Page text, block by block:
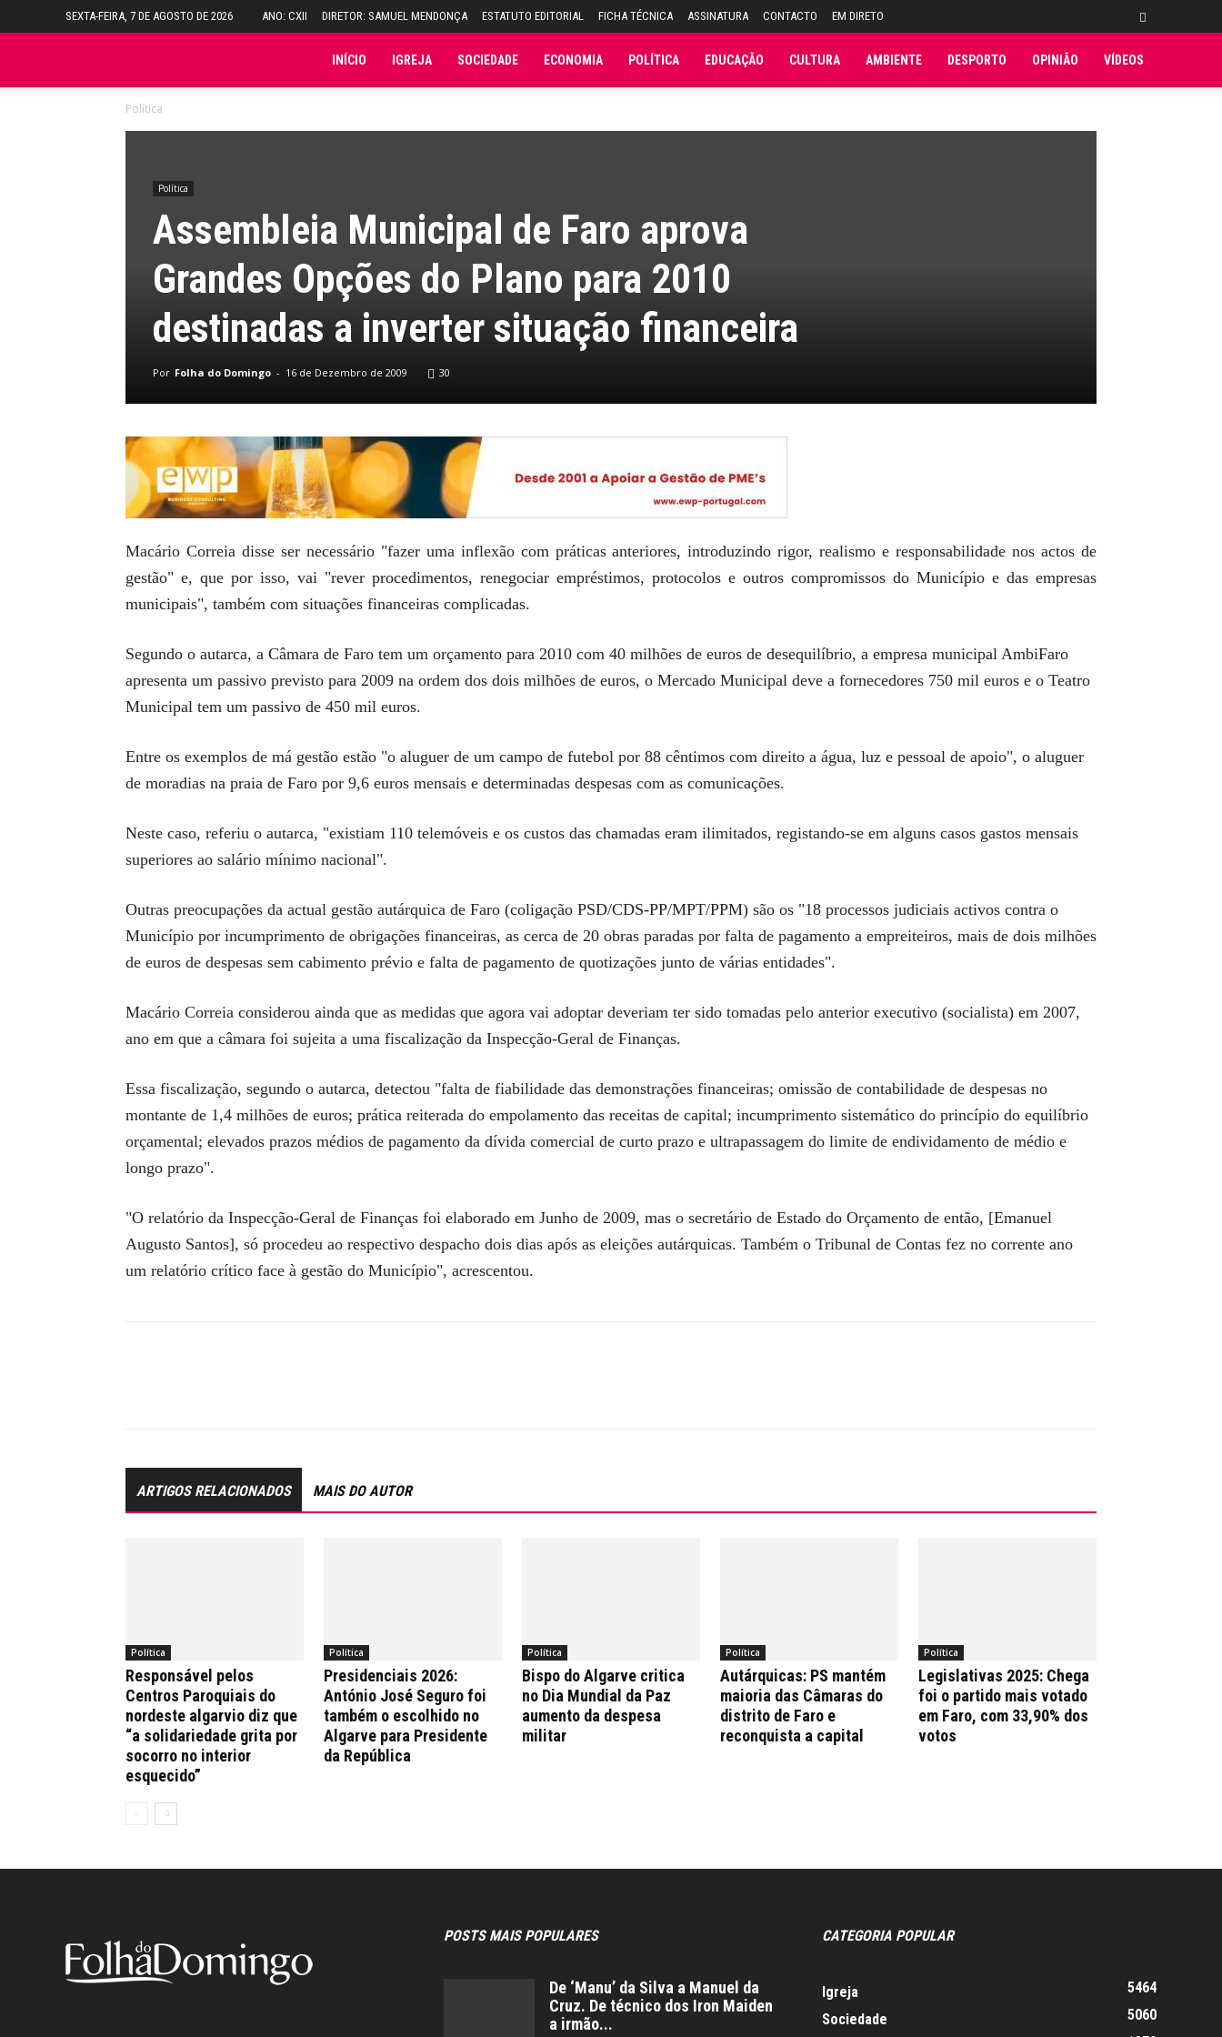
SEXTA-FEIRA, 7 DE AGOSTO DE 2026 ANO: CXII DIRETOR: SAMUEL MENDONÇA ESTATUTO EDITORIAL FICHA TÉCNICA ASSINATURA CONTACTO EM DIRETO
INÍCIO IGREJA SOCIEDADE ECONOMIA POLÍTICA EDUCAÇÃO CULTURA AMBIENTE DESPORTO OPINIÃO VÍDEOS
Política
Política
Assembleia Municipal de Faro aprova
Grandes Opções do Plano para 2010
destinadas a inverter situação financeira
Por Folha do Domingo - 16 de Dezembro de 2009 30
Macário Correia disse ser necessário "fazer uma inflexão com práticas anteriores, introduzindo rigor, realismo e responsabilidade nos actos de
gestão" e, que por isso, vai "rever procedimentos, renegociar empréstimos, protocolos e outros compromissos do Município e das empresas
municipais", também com situações financeiras complicadas.
Segundo o autarca, a Câmara de Faro tem um orçamento para 2010 com 40 milhões de euros de desequilíbrio, a empresa municipal AmbiFaro
apresenta um passivo previsto para 2009 na ordem dos dois milhões de euros, o Mercado Municipal deve a fornecedores 750 mil euros e o Teatro
Municipal tem um passivo de 450 mil euros.
Entre os exemplos de má gestão estão "o aluguer de um campo de futebol por 88 cêntimos com direito a água, luz e pessoal de apoio", o aluguer
de moradias na praia de Faro por 9,6 euros mensais e determinadas despesas com as comunicações.
Neste caso, referiu o autarca, "existiam 110 telemóveis e os custos das chamadas eram ilimitados, registando-se em alguns casos gastos mensais
superiores ao salário mínimo nacional".
Outras preocupações da actual gestão autárquica de Faro (coligação PSD/CDS-PP/MPT/PPM) são os "18 processos judiciais activos contra o
Município por incumprimento de obrigações financeiras, as cerca de 20 obras paradas por falta de pagamento a empreiteiros, mais de dois milhões
de euros de despesas sem cabimento prévio e falta de pagamento de quotizações junto de várias entidades".
Macário Correia considerou ainda que as medidas que agora vai adoptar deveriam ter sido tomadas pelo anterior executivo (socialista) em 2007,
ano em que a câmara foi sujeita a uma fiscalização da Inspecção-Geral de Finanças.
Essa fiscalização, segundo o autarca, detectou "falta de fiabilidade das demonstrações financeiras; omissão de contabilidade de despesas no
montante de 1,4 milhões de euros; prática reiterada do empolamento das receitas de capital; incumprimento sistemático do princípio do equilíbrio
orçamental; elevados prazos médios de pagamento da dívida comercial de curto prazo e ultrapassagem do limite de endividamento de médio e
longo prazo".
"O relatório da Inspecção-Geral de Finanças foi elaborado em Junho de 2009, mas o secretário de Estado do Orçamento de então, [Emanuel
Augusto Santos], só procedeu ao respectivo despacho dois dias após as eleições autárquicas. Também o Tribunal de Contas fez no corrente ano
um relatório crítico face à gestão do Município", acrescentou.
ARTIGOS RELACIONADOS MAIS DO AUTOR
Política
Responsável pelos
Centros Paroquiais do
nordeste algarvio diz que
“a solidariedade grita por
socorro no interior
esquecido”
Política
Presidenciais 2026:
António José Seguro foi
também o escolhido no
Algarve para Presidente
da República
Política
Bispo do Algarve critica
no Dia Mundial da Paz
aumento da despesa
militar
Política
Autárquicas: PS mantém
maioria das Câmaras do
distrito de Faro e
reconquista a capital
Política
Legislativas 2025: Chega
foi o partido mais votado
em Faro, com 33,90% dos
votos
POSTS MAIS POPULARES
De ‘Manu’ da Silva a Manuel da
Cruz. De técnico dos Iron Maiden
a irmão...
CATEGORIA POPULAR
Igreja
5464
Sociedade
5060